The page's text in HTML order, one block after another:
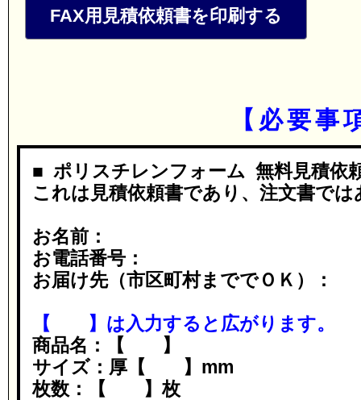
FAX用見積依頼書を印刷する
【必要事
■ ポリスチレンフォーム 無料見積依
これは見積依頼書であり、注文書で
お名前：
お電話番号：
お届け先（市区町村まででＯＫ）：
【 】は入力すると広がります。
商品名：【 】
サイズ：厚【 】mm
枚数：【 】枚